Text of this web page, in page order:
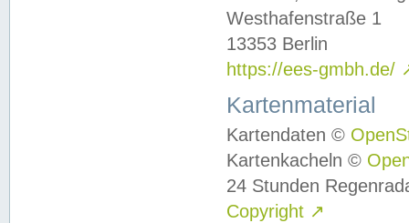
Westhafenstraße 1
13353 Berlin
https://ees-gmbh.de/
Kartenmaterial
Kartendaten ©
Kartenkacheln ©
24 Stunden
Copyright ↗